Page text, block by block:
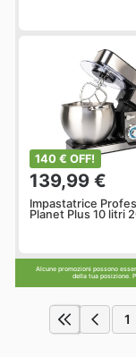
140 € OFF!
139,99 €
Impastatrice
Planet Plus 10 litri
Alcune promozioni possono
della tua posizione.
1